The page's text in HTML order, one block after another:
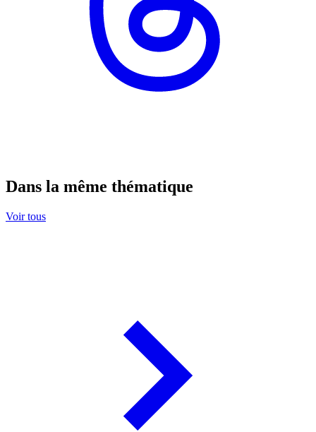
Dans la même thématique
Voir tous